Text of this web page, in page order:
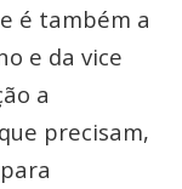
é também a
e da vice
a
precisam,